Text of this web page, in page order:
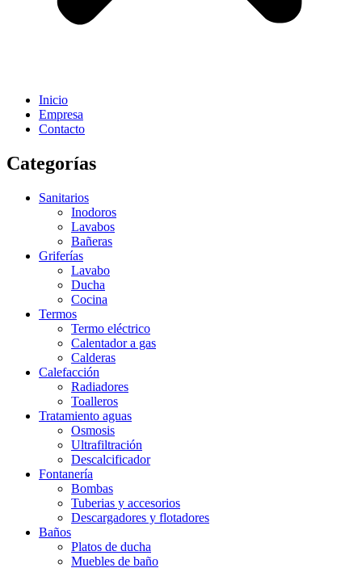
Inicio
Empresa
Contacto
Categorías
Sanitarios
Inodoros
Lavabos
Bañeras
Griferías
Lavabo
Ducha
Cocina
Termos
Termo eléctrico
Calentador a gas
Calderas
Calefacción
Radiadores
Toalleros
Tratamiento aguas
Osmosis
Ultrafiltración
Descalcificador
Fontanería
Bombas
Tuberias y accesorios
Descargadores y flotadores
Baños
Platos de ducha
Muebles de baño